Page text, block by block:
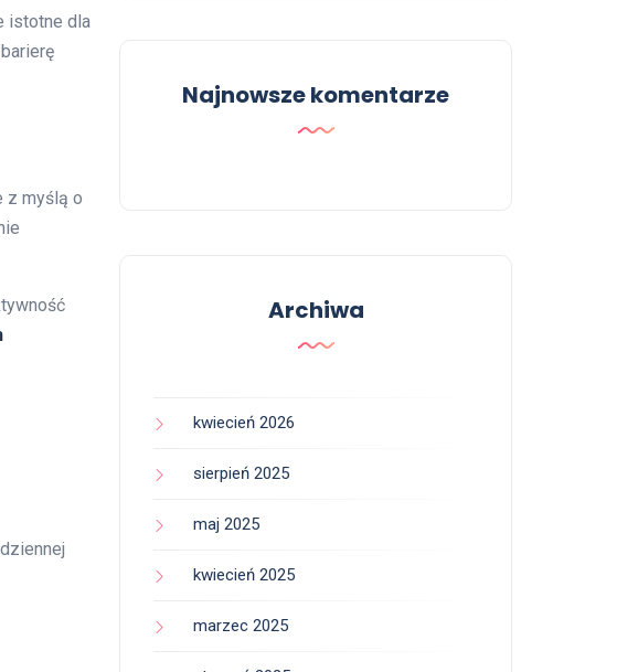
istotne dla
z myślą o
Najnowsze komentarze
Archiwa
kwiecień 2026
sierpień 2025
maj 2025
kwiecień 2025
marzec 2025